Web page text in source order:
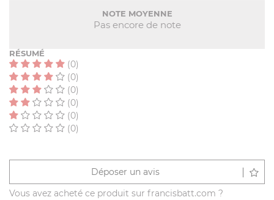
NOTE MOYENNE
Pas encore de note
RÉSUMÉ
(0)
(0)
(0)
(0)
(0)
(0)
Déposer un avis
Vous avez acheté ce produit sur francisbatt.com ?